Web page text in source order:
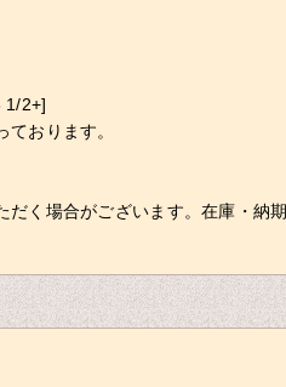
1/2+]
おります。
だく場合がございます。在庫・納